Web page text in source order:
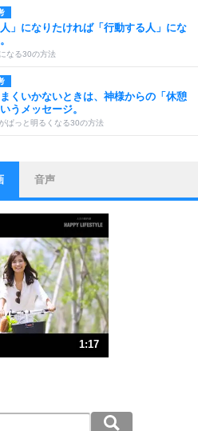
人」になりたければ「行動する人」にな
なる30の方法
くいかないときは、神様からの「休憩
うメッセージ。
ぱっと明るくなる30の方法
策
ない。
と、他人を見ない。
い人になる30の方法
になれない原因は、行動しないから。
考になる30の方法
策
んとかなるもの。
30の方法
人は、怒りを優しさで表現する。
音声
1:17
）